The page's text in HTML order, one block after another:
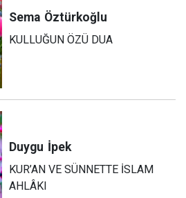
Sema Öztürkoğlu
KULLUĞUN ÖZÜ DUA
Duygu İpek
KUR’AN VE SÜNNETTE İSLAM
AHLÂKI